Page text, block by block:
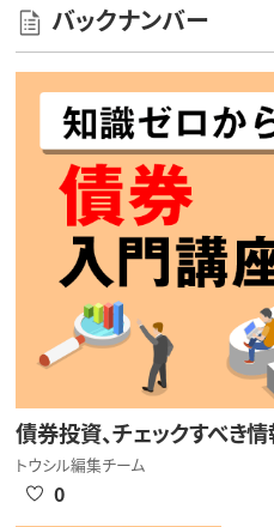
バックナンバー
債券投資、チェックすべき
トウシル編集チーム
0